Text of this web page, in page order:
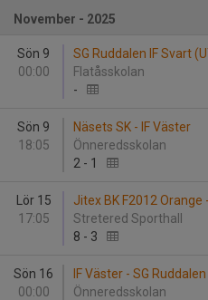
November - 2025
Sön 9
00:00
SG Ruddalen IF Svart
Flatåsskolan
-
Sön 9
18:05
Näsets SK - IF Väster
Önneredsskolan
2 - 1
Lör 15
17:05
Jitex BK F2012 Orange
Stretered Sporthall
8 - 3
Sön 16
00:00
IF Väster - SG
Önneredsskolan